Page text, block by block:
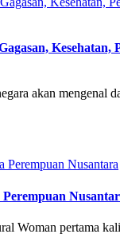
Kesehatan,
akan mengenal
Woman pertama